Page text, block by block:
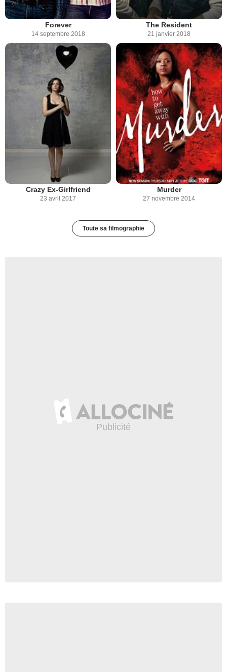
Forever
14 septembre 2018
The Resident
21 janvier 2018
Crazy Ex-Girlfriend
23 avril 2017
Murder
27 novembre 2014
Toute sa filmographie